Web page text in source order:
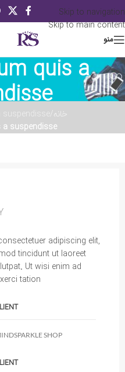
Skip to navigation
Skip to main content
منو
quis a
خانه/
a suspendisse
adipiscing elit,
tincidunt ut laoreet
Ut wisi enim ad
tation.
SHOP